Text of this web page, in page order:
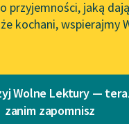
i klasyka
Przypisy
Katalog
przyjemności, jaką
kochani, wspierajmy
Wolne Lektury —
zanim zapomnisz
Walczyć i...